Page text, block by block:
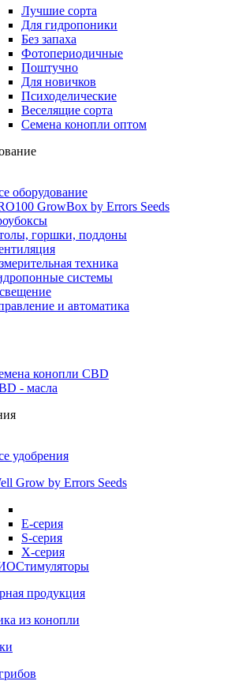
Лучшие сорта
Для гидропоники
Без запаха
Фотопериодичные
Поштучно
Для новичков
Психоделические
Веселящие сорта
Семена конопли оптом
оборудование
GrowBox by Errors Seeds
горшки, поддоны
техника
системы
и автоматика
конопли CBD
- масла
удобрения
Grow by Errors Seeds
E-серия
S-серия
X-серия
продукция
из конопли